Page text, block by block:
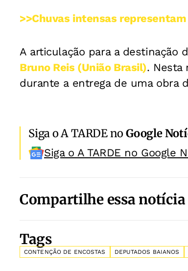
>>Chuvas intensas
A articulação para a destinação
Bruno Reis (União Brasil). Nesta
durante a entrega de uma obra
Siga o A TARDE noGoogle
Siga o A TARDE no Google
Compartilhe essa
Tags
CONTENÇÃO DE ENCOSTAS DEPUTADOS BAIANOS